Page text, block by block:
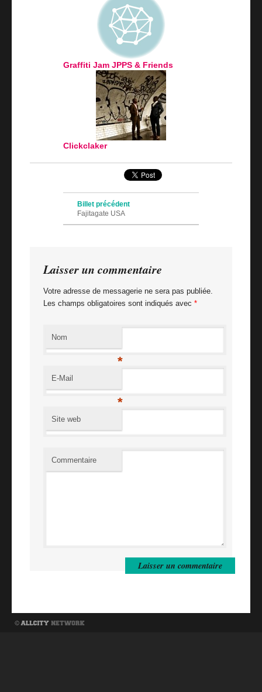
Graffiti Jam JPPS & Friends
Clickclaker
Navigation des articles
Billet précédent
Fajitagate USA
Laisser un commentaire
Votre adresse de messagerie ne sera pas publiée.
Les champs obligatoires sont indiqués avec *
Nom
*
E-Mail
*
Site web
Commentaire